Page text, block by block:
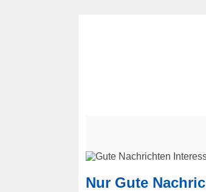
Nur Gute